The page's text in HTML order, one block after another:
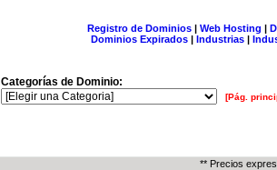
Registro de Dominios| Web Hosting |
Dominios Expirados | Industrias |
Categorías de Dominio:
[Pág.
** Precios